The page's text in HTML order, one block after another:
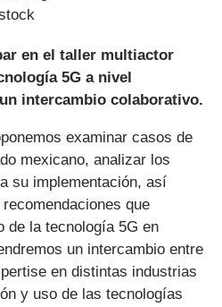
en el taller multiactor
5G a nivel
intercambio colaborativo.
examinar casos de
mexicano, analizar los
su implementación, así
que
de la tecnología 5G en
un intercambio entre
en distintas industrias
y uso de las tecnologías